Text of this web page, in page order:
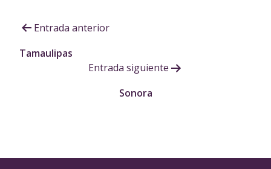
Navegación
de
Entrada anterior
Tamaulipas
Entrada siguiente
Sonora